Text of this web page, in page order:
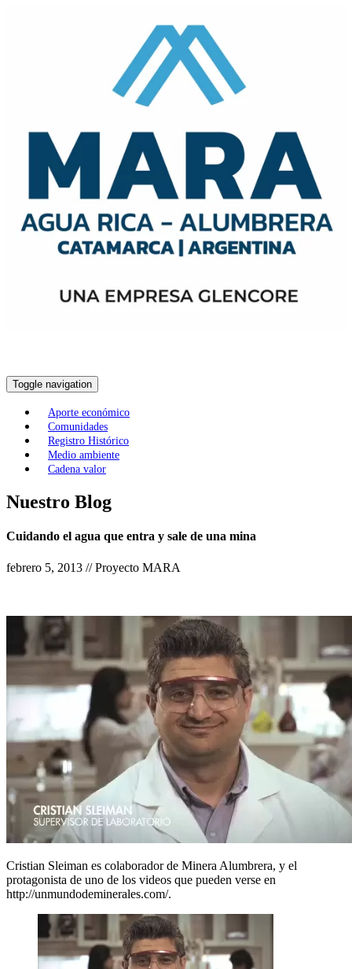
Toggle navigation
Aporte económico
Comunidades
Registro Histórico
Medio ambiente
Cadena valor
Nuestro Blog
Cuidando el agua que entra y sale de una mina
febrero 5, 2013 // Proyecto MARA
Cristian Sleiman es colaborador de Minera Alumbrera, y el
protagonista de uno de los videos que pueden verse en
http://unmundodeminerales.com/.